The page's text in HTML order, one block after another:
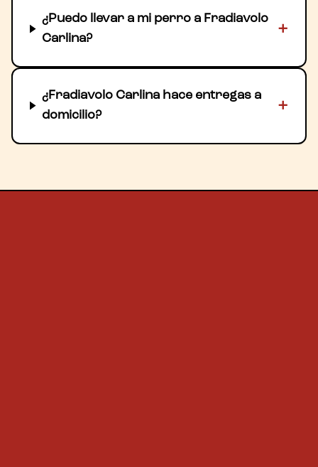
¿Puedo llevar a mi perro a Fradiavolo
Carlina?
+
¿Fradiavolo Carlina hace entregas a
domicilio?
+